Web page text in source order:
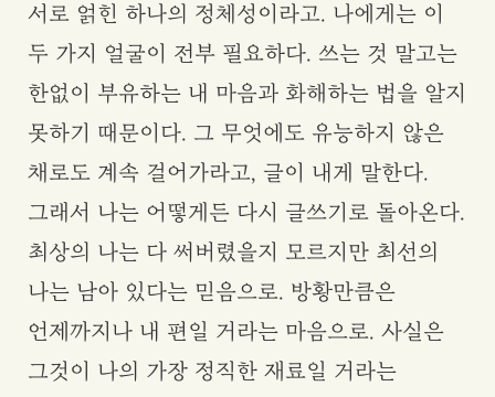
서로 얽힌 하나의 정체성이라고. 나에게는 이
두 가지 얼굴이 전부 필요하다. 쓰는 것 말고는
한없이 부유하는 내 마음과 화해하는 법을 알지
못하기 때문이다. 그 무엇에도 유능하지 않은
채로도 계속 걸어가라고, 글이 내게 말한다.
그래서 나는 어떻게든 다시 글쓰기로 돌아온다.
최상의 나는 다 써버렸을지 모르지만 최선의
나는 남아 있다는 믿음으로. 방황만큼은
언제까지나 내 편일 거라는 마음으로. 사실은
그것이 나의 가장 정직한 재료일 거라는